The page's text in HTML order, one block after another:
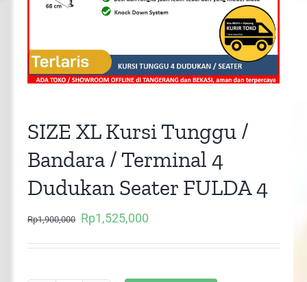
SIZE XL Kursi Tunggu /
Bandara / Terminal 4
Dudukan Seater FULDA 4
Rp1,900,000
Original
Rp1,525,000